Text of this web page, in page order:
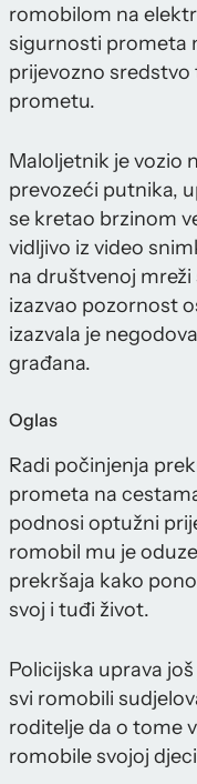
romobilom na
sigurnosti prometa
prijevozno sredstvo
prometu.
Maloljetnik je vozio
prevozeći putnika,
se kretao brzinom
vidljivo iz video
na društvenoj
izazvao pozornost
izazvala je
građana.
Oglas
Radi počinjenja
prometa na
podnosi optužni
romobil mu je
prekršaja kako
svoj i tuđi život.
Policijska uprava
svi romobili
roditelje da o tome
romobile svojoj